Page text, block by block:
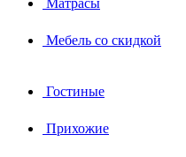
Матрасы
Мебель со скидкой
Гостиные
Прихожие